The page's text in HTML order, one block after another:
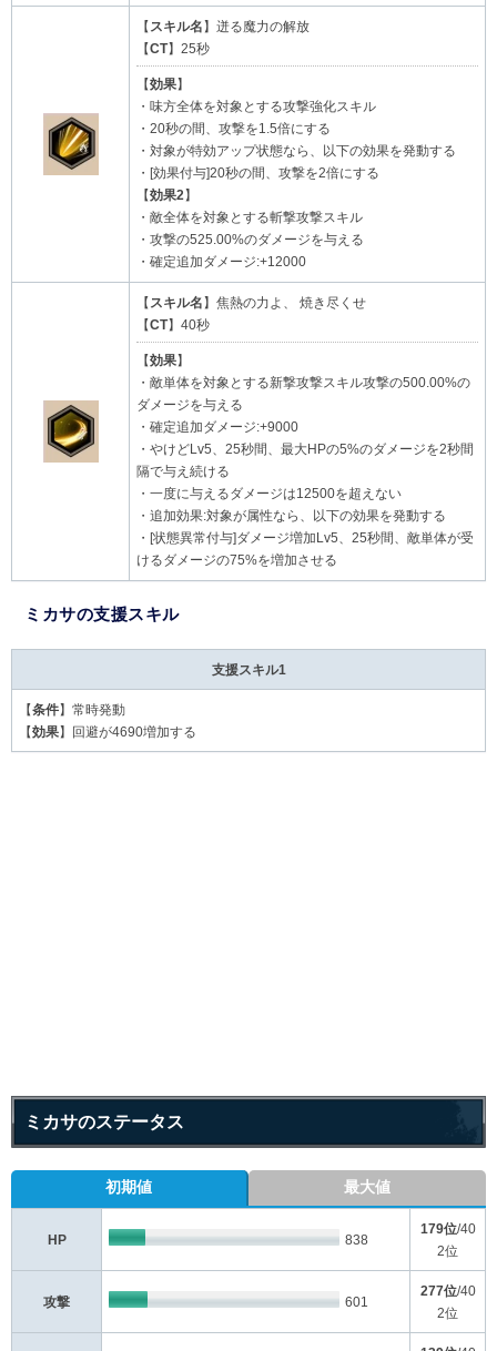
【 スキル名 】迸る魔力の解放
【CT】25秒
【効果】
・味方全体を対象とする攻撃強化スキル
・20秒の間、攻撃を1.5倍にする
・対象が特効アップ状態なら、以下の効果を発動する
・[効果付与]20秒の間、攻撃を2倍にする
【効果2 】
・敵全体を対象とする斬撃攻撃スキル
・攻撃の525.00%のダメージを与える
・確定追加ダメージ:+12000
【 スキル名 】焦熱の力よ、 焼き尽くせ
【CT】40秒
【効果】
・敵単体を対象とする新撃攻撃スキル攻撃の500.00%の
ダメージを与える
・確定追加ダメージ:+9000
・やけどLv5、25秒間、最大HPの5%のダメージを2秒間
隔で与え続ける
・一度に与えるダメージは12500を超えない
・追加効果:対象が属性なら、以下の効果を発動する
・[状態異常付与]ダメージ増加Lv5、25秒間、敵単体が受
けるダメージの75%を増加させる
ミカサの支援スキル
支援スキル1
【条件】常時発動
【効果】回避が4690増加する
ミカサのステータス
初期値 最大値
HP 838
179位/40
2位
攻撃 601
277位/40
2位